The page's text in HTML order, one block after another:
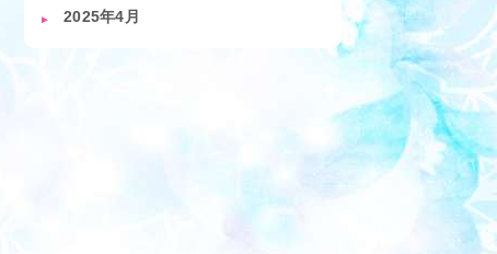
2025年4月